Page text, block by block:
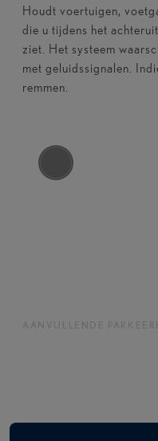
Houdt voertuigen,
die u tijdens het
ziet. Het systeem
met geluidssignalen.
remmen.